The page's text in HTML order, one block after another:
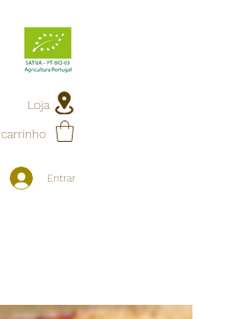
Loja
carrinho
Entrar